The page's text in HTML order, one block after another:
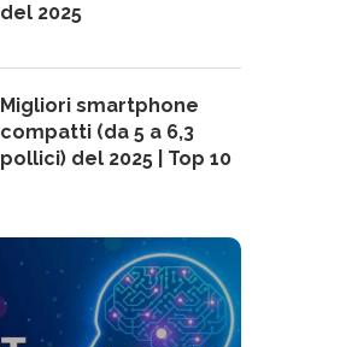
del 2025
Migliori smartphone
compatti (da 5 a 6,3
pollici) del 2025 | Top 10